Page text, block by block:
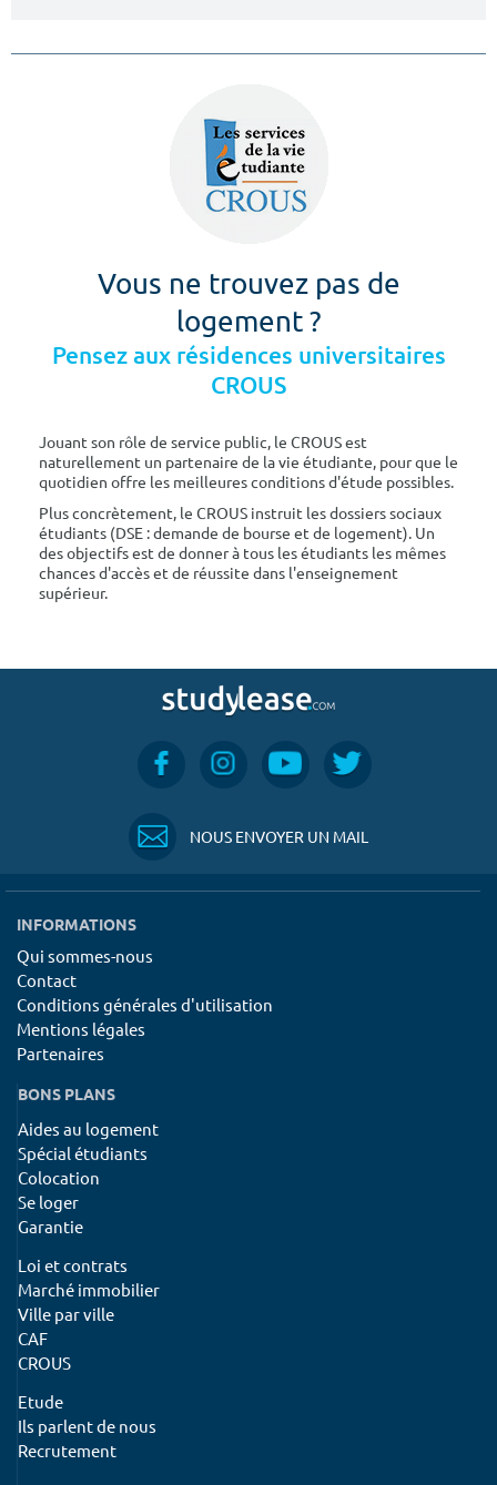
Vous ne trouvez pas de
logement ?
Pensez aux résidences universitaires
CROUS
Jouant son rôle de service public, le CROUS est
naturellement un partenaire de la vie étudiante, pour que le
quotidien offre les meilleures conditions d'étude possibles.
Plus concrètement, le CROUS instruit les dossiers sociaux
étudiants (DSE : demande de bourse et de logement). Un
des objectifs est de donner à tous les étudiants les mêmes
chances d'accès et de réussite dans l'enseignement
supérieur.
NOUS ENVOYER UN MAIL
INFORMATIONS
Qui sommes-nous
Contact
Conditions générales d'utilisation
Mentions légales
Partenaires
BONS PLANS
Aides au logement
Spécial étudiants
Colocation
Se loger
Garantie
Loi et contrats
Marché immobilier
Ville par ville
CAF
CROUS
Etude
Ils parlent de nous
Recrutement